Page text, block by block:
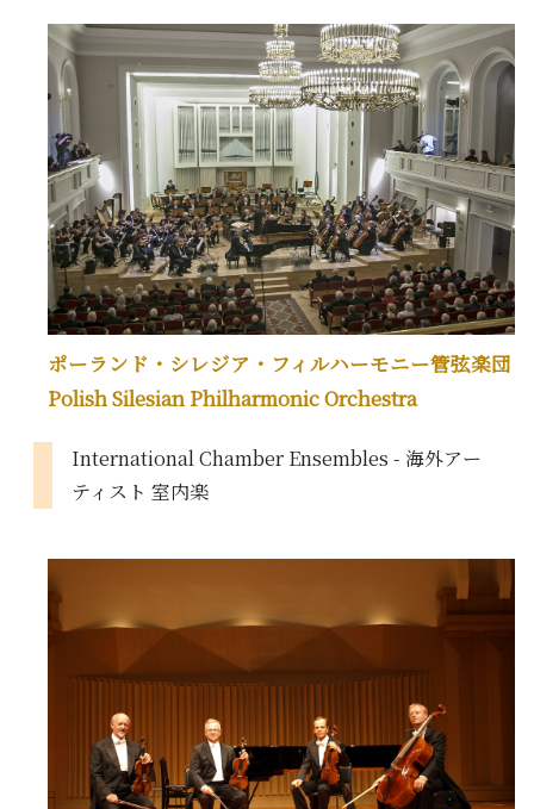
ポーランド・シレジア・フィルハーモニー管弦楽団
Polish Silesian Philharmonic Orchestra
International Chamber Ensembles - 海外アー
ティスト 室内楽